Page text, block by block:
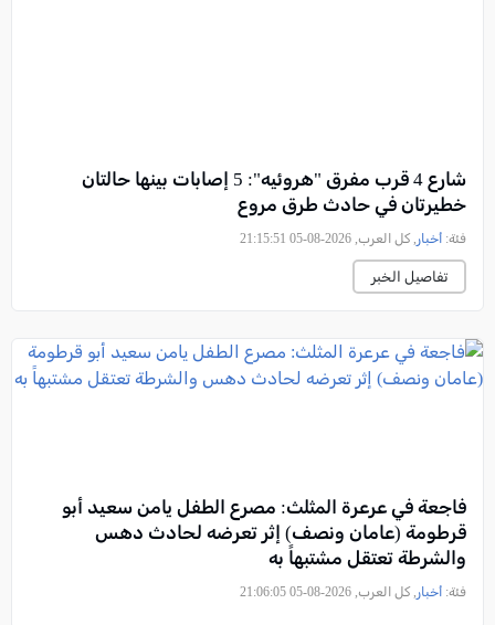
شارع 4 قرب مفرق "هروئيه": 5 إصابات بينها حالتان
خطيرتان في حادث طرق مروع
فئة: أخبار , كل العرب, 2026-08-05 21:15:51
تفاصيل الخبر
فاجعة في عرعرة المثلث: مصرع الطفل يامن سعيد أبو
قرطومة (عامان ونصف) إثر تعرضه لحادث دهس
والشرطة تعتقل مشتبهاً به
فئة: أخبار , كل العرب, 2026-08-05 21:06:05